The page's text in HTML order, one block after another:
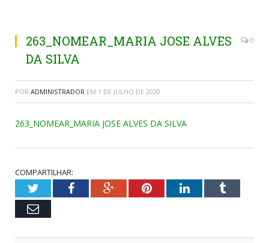
263_NOMEAR_MARIA JOSE ALVES
DA SILVA
0
POR ADMINISTRADOR EM 1 DE JULHO DE 2020
263_NOMEAR_MARIA JOSE ALVES DA SILVA
COMPARTILHAR:
TwitterFacebookGoogle+PinterestLinkedInTumblr
Email